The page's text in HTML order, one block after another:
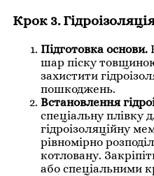
Крок 3.
Підготовка основи.
шар піску
захистити
пошкоджень.
Встановлення
спеціальну плівку
гідроізоляційну
рівномірно
котловану.
або спеціальними